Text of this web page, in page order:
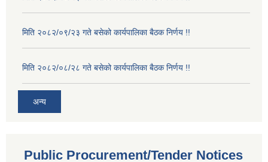
मिति २०८२/०९/२३ गते बसेको कार्यपालिका बैठक निर्णय !!
मिति २०८२/०८/२८ गते बसेको कार्यपालिका बैठक निर्णय !!
अन्य
Public Procurement/Tender Notices